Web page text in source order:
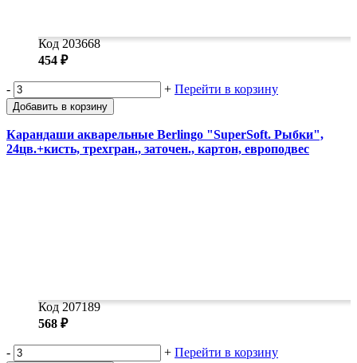
Код 203668
454 ₽
- + Перейти в корзину
Добавить в корзину
Карандаши акварельные Berlingo "SuperSoft. Рыбки",
24цв.+кисть, трехгран., заточен., картон, европодвес
Код 207189
568 ₽
- + Перейти в корзину